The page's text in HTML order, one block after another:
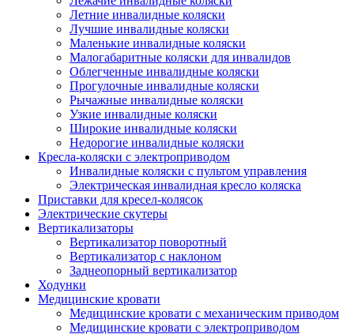
Летние инвалидные коляски
Лучшие инвалидные коляски
Маленькие инвалидные коляски
Малогабаритные коляски для инвалидов
Облегченные инвалидные коляски
Прогулочные инвалидные коляски
Рычажные инвалидные коляски
Узкие инвалидные коляски
Широкие инвалидные коляски
Недорогие инвалидные коляски
Кресла-коляски с электроприводом
Инвалидные коляски с пультом управления
Электрическая инвалидная кресло коляска
Приставки для кресел-колясок
Электрические скутеры
Вертикализаторы
Вертикализатор поворотный
Вертикализатор с наклоном
Заднеопорный вертикализатор
Ходунки
Медицинские кровати
Медицинские кровати с механическим приводом
Медицинские кровати с электроприводом